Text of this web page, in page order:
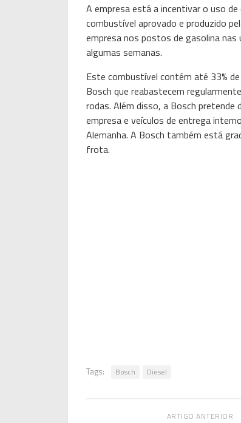
A empresa está a incentivar o uso
combustível aprovado e produzido
empresa nos postos de gasolina nas
algumas semanas.
Este combustível contém até 33%
Bosch que reabastecem
rodas. Além disso, a Bosch
empresa e veículos de entrega
Alemanha. A Bosch também está
frota.
Tags: Bosch Diesel
ARTIGO ANTERIOR